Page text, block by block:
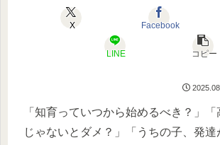
X Facebook
LINE コピー
「知育っていつから始めるべき？」
じゃないとダメ？」「うちの子、発達